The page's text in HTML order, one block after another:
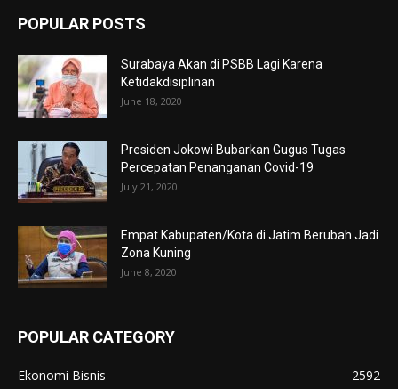
POPULAR POSTS
Surabaya Akan di PSBB Lagi Karena
Ketidakdisiplinan
June 18, 2020
Presiden Jokowi Bubarkan Gugus Tugas
Percepatan Penanganan Covid-19
July 21, 2020
Empat Kabupaten/Kota di Jatim Berubah Jadi
Zona Kuning
June 8, 2020
POPULAR CATEGORY
Ekonomi Bisnis 2592